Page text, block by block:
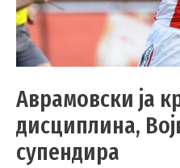
Аврамовски ја
дисциплина,
супендира